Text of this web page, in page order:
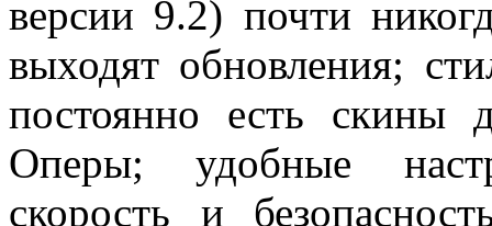
версии 9.2) почти
выходят обновления;
постоянно есть скины
Оперы; удобные
скорость и